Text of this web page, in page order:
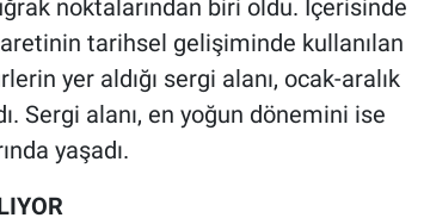
noktalarından biri oldu. İçerisinde
tarihsel gelişiminde kullanılan
yer aldığı sergi alanı, ocak-aralık
Sergi alanı, en yoğun dönemini ise
yaşadı.